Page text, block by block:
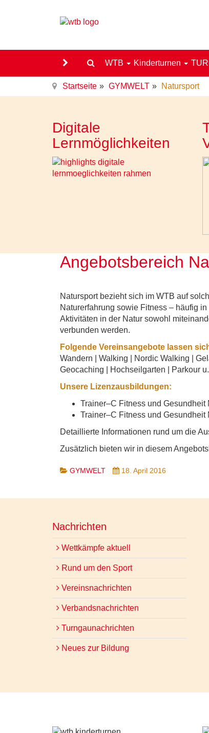
WTB Kinderturnen
Startseite GYMWELT Natursport
Digitale
Lernmöglichkeiten
Angebotsbereich
Natursport bezieht sich im WTB auf
Naturerfahrung sowie Fitness – häufig
Aktivitäten in der Natur sowohl
verbunden werden.
Folgende Vereinsangebote lassen
Wandern | Walking | Nordic Walking |
Geocaching | Hochseilgarten | Parkour
Unsere Lizenzausbildungen:
Trainer–C Fitness und Gesundheit
Trainer–C Fitness und Gesundheit
Detaillierte Informationen rund um die
Zusätzlich bieten wir in diesem
GYMWELT 18. April 2016
Nachrichten
Wettkämpfe aktuell
Rund um den Sport
Vereinsnachrichten
Verbandsnachrichten
Turngaunachrichten
Neues zur Bildung